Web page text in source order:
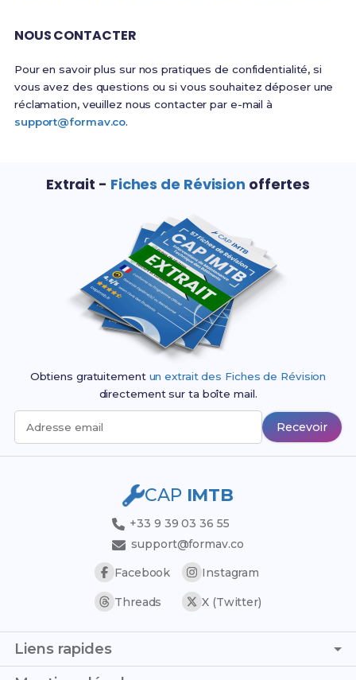
NOUS CONTACTER
Pour en savoir plus sur nos pratiques de confidentialité, si
vous avez des questions ou si vous souhaitez déposer une
réclamation, veuillez nous contacter par e-mail à
support@formav.co.
Extrait - Fiches de Révision offertes
Obtiens gratuitement un extrait des Fiches de Révision
directement sur ta boîte mail.
Adresse email Recevoir
CAP IMTB
+33 9 39 03 36 55
support@formav.co
Facebook
Instagram
Threads X (Twitter)
Liens rapides